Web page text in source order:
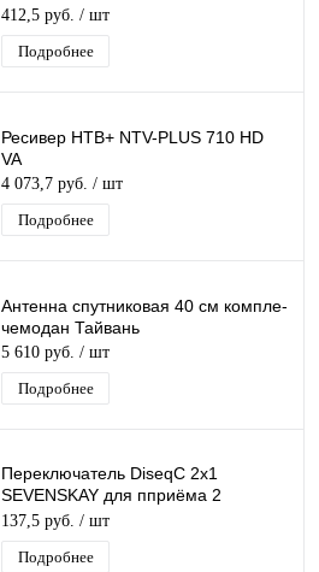
поляризации Inverto SINGL для
Триколор/ НТВ-Плюс
412,5 руб. / шт
Подробнее
Ресивер НТВ+ NTV-PLUS 710 HD
VA
4 073,7 руб. / шт
Подробнее
Антенна спутниковая 40 см компле-
чемодан Тайвань
5 610 руб. / шт
Подробнее
Переключатель DiseqC 2х1
SEVENSKAY для пприёма 2
спутников одним ресивером
(цифровой приставкой)
137,5 руб. / шт
Подробнее